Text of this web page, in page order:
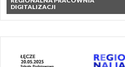
DIGITALIZACJI